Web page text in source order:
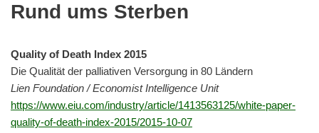
Rund ums Sterben
Quality of Death Index 2015
Die Qualität der palliativen Versorgung in 80 Ländern
Lien Foundation / Economist Intelligence Unit
https://www.eiu.com/industry/article/1413563125/white-paper-
quality-of-death-index-2015/2015-10-07